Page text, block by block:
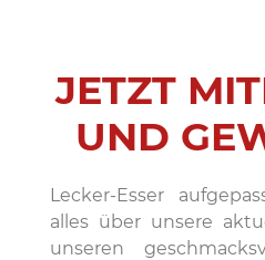
JETZT
UND
Lecker-Esser
alles über unsere
unseren